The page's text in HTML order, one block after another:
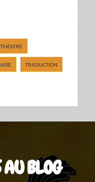
THÉATRE
TRADUCTION
BLOG